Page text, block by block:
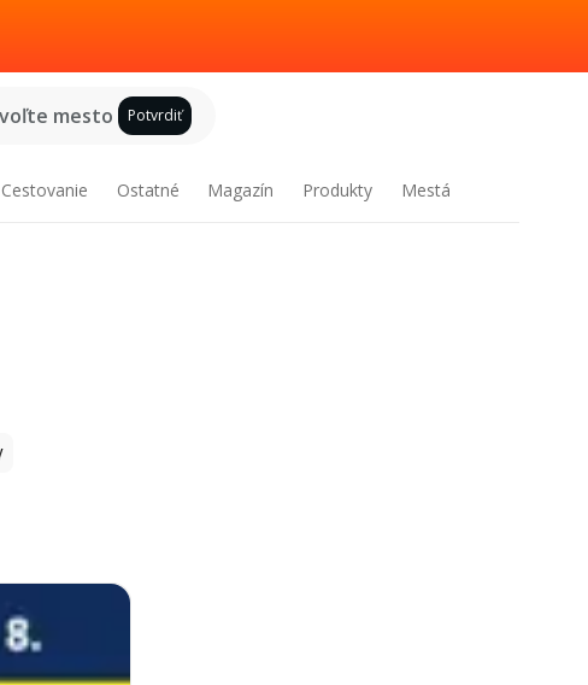
mesto Potvrdiť
Cestovanie Ostatné Magazín Produkty Mestá